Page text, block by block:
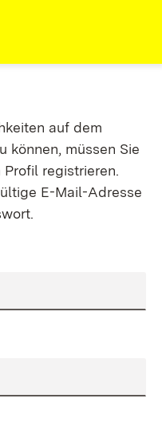
auf dem
können, müssen Sie
registrieren.
E-Mail-Adresse